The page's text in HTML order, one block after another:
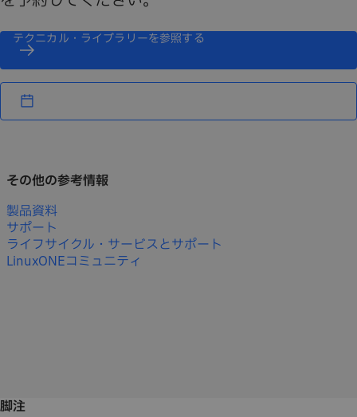
テクニカル・ライブラリーを参照する
その他の参考情報
製品資料
サポート
ライフサイクル・サービスとサポート
LinuxONEコミュニティ
脚注